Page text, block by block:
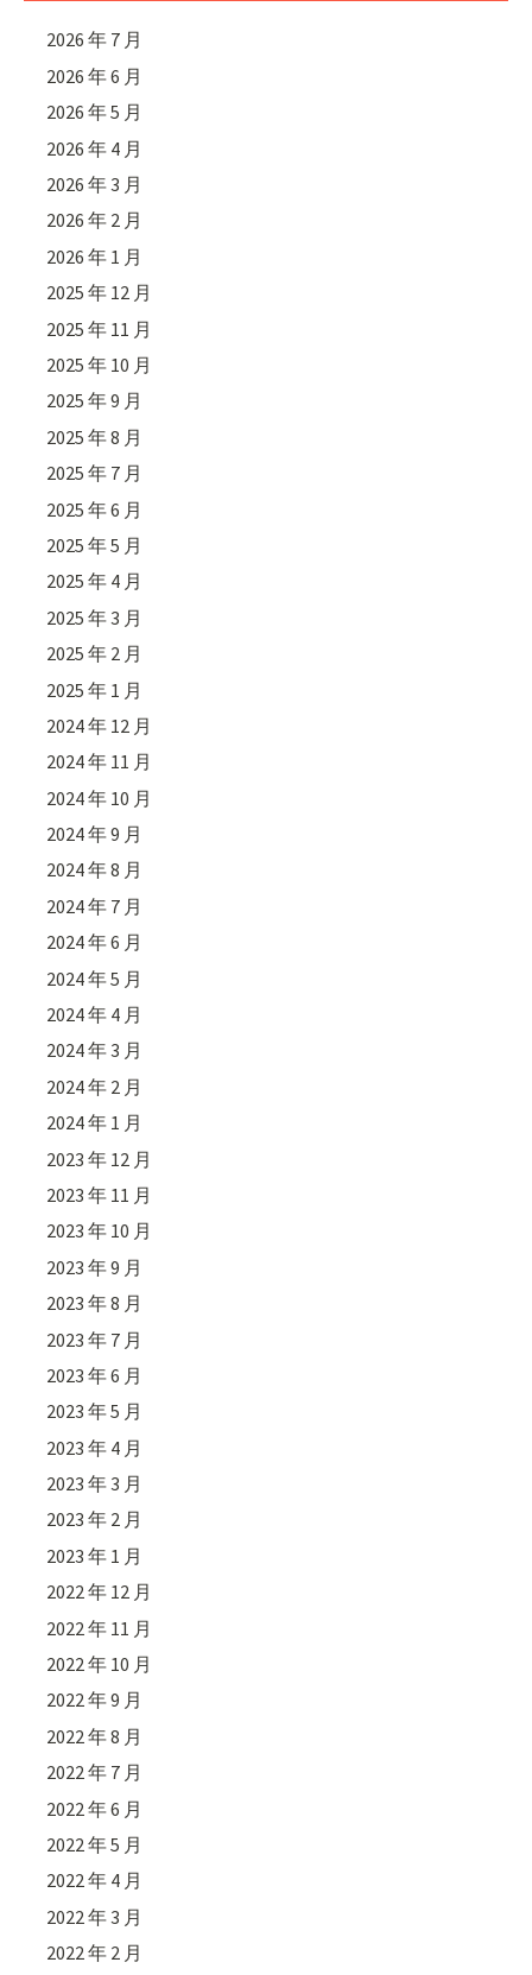
2026 年 7 月
2026 年 6 月
2026 年 5 月
2026 年 4 月
2026 年 3 月
2026 年 2 月
2026 年 1 月
2025 年 12 月
2025 年 11 月
2025 年 10 月
2025 年 9 月
2025 年 8 月
2025 年 7 月
2025 年 6 月
2025 年 5 月
2025 年 4 月
2025 年 3 月
2025 年 2 月
2025 年 1 月
2024 年 12 月
2024 年 11 月
2024 年 10 月
2024 年 9 月
2024 年 8 月
2024 年 7 月
2024 年 6 月
2024 年 5 月
2024 年 4 月
2024 年 3 月
2024 年 2 月
2024 年 1 月
2023 年 12 月
2023 年 11 月
2023 年 10 月
2023 年 9 月
2023 年 8 月
2023 年 7 月
2023 年 6 月
2023 年 5 月
2023 年 4 月
2023 年 3 月
2023 年 2 月
2023 年 1 月
2022 年 12 月
2022 年 11 月
2022 年 10 月
2022 年 9 月
2022 年 8 月
2022 年 7 月
2022 年 6 月
2022 年 5 月
2022 年 4 月
2022 年 3 月
2022 年 2 月